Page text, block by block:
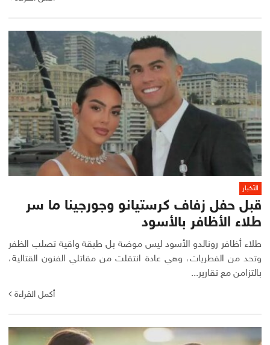
الأخبار
قبل حفل زفاف كرستيانو وجورجينا ما سر
طلاء الأظافر بالأسود
طلاء أظافر رونالدو الأسود ليس موضة بل طبقة واقية تصلب الظفر
وتحد من الفطريات، وهي عادة انتقلت من مقاتلي الفنون القتالية،
بالتزامن مع تقارير...
أكمل القراءة